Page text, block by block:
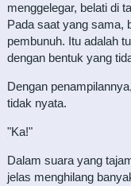
menggelegar, belati di
Pada saat yang sama,
pembunuh. Itu adalah
dengan bentuk yang
Dengan
tidak nyata.
"Ka!"
Dalam suara yang
jelas menghilang